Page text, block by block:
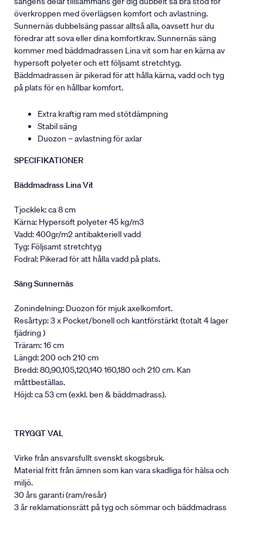
överkroppen med överlägsen komfort och avlastning.
Sunnernäs dubbelsäng passar alltså alla, oavsett hur du
föredrar att sova eller dina komfortkrav. Sunnernäs säng
kommer med bäddmadrassen Lina vit som har en kärna av
hypersoft polyeter och ett följsamt stretchtyg.
Bäddmadrassen är pikerad för att hålla kärna, vadd och tyg
på plats för en hållbar komfort.
Extra kraftig ram med stötdämpning
Stabil säng
Duozon – avlastning för axlar
SPECIFIKATIONER
Bäddmadrass Lina Vit
Tjocklek: ca 8 cm
Kärna: Hypersoft polyeter 45 kg/m3
Vadd: 400gr/m2 antibakteriell vadd
Tyg: Följsamt stretchtyg
Fodral: Pikerad för att hålla vadd på plats.
Säng Sunnernäs
Zonindelning: Duozon för mjuk axelkomfort.
Resårtyp: 3 x Pocket/bonell och kantförstärkt (totalt 4 lager
fjädring )
Träram: 16 cm
Längd: 200 och 210 cm
Bredd: 80,90,105,120,140 160,180 och 210 cm. Kan
måttbeställas.
Höjd: ca 53 cm (exkl. ben & bäddmadrass).
TRYGGT VAL
Virke från ansvarsfullt svenskt skogsbruk.
Material fritt från ämnen som kan vara skadliga för hälsa och
miljö.
30 års garanti (ram/resår)
3 år reklamationsrätt på tyg och sömmar och bäddmadrass